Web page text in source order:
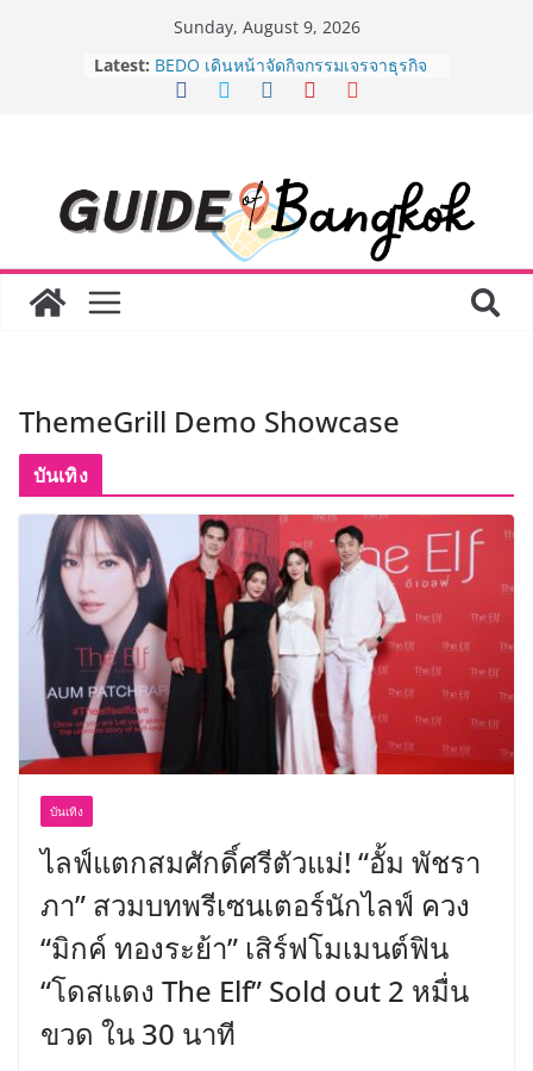
Sunday, August 9, 2026
Latest: AirAsia X SEE FAH พันธมิตรทางธุรกิจ
ยาวนานกว่า 20 ปี ต่อยอดเสิร์ฟความ
อร่อย ยกเมนูระดับตำนาน “ข้าวหน้าไก่
“BIO TRADE CONNECT 2026” ยก
ระดับผลิตภัณฑ์ท้องถิ่นสู่ตลาดเชิง
พาณิชย์อย่างยั่งยืน
LORDNINE จัดศึกคนดังสายเกม ไทย
ปะทะ ฟิลิปปินส์ ใน “Rise of the Tenth
มหาวิทยาลัยเท่านั้น แต่ยังเตรียมพวก
เขาให้พร้อมเป็นผู้กำหนดอนาคต”
พร้อมฟรีคอนเสิร์ต “โชค รถแห่” ยกวง
ThemeGrill Demo Showcase
บันเทิง
บันเทิง
ไลฟ์แตกสมศักดิ์ศรีตัวแม่! “อั้ม พัชรา
ภา” สวมบทพรีเซนเตอร์นักไลฟ์ ควง
“มิกค์ ทองระย้า” เสิร์ฟโมเมนต์ฟิน
“โดสแดง The Elf” Sold out 2 หมื่น
ขวด ใน 30 นาที